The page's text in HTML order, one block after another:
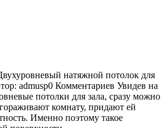
натяжной потолок для
admusp0 Комментариев Увидев на
потолки для зала, сразу можно
комнату, придают ей
Именно поэтому такое